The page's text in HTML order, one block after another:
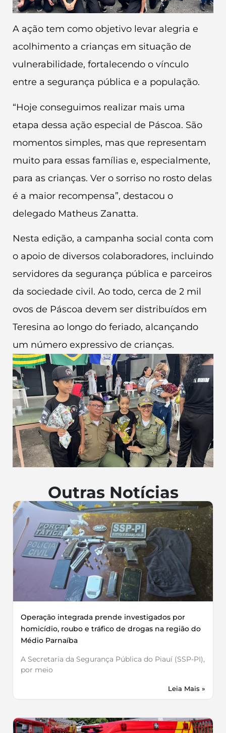
A ação tem como objetivo levar alegria e
acolhimento a crianças em situação de
vulnerabilidade, fortalecendo o vínculo
entre a segurança pública e a população.
“Hoje conseguimos realizar mais uma
etapa dessa ação especial de Páscoa. São
momentos simples, mas que representam
muito para essas famílias e, especialmente,
para as crianças. Ver o sorriso no rosto delas
é a maior recompensa”, destacou o
delegado Matheus Zanatta.
Nesta edição, a campanha social conta com
o apoio de diversos colaboradores, incluindo
servidores da segurança pública e parceiros
da sociedade civil. Ao todo, cerca de 2 mil
ovos de Páscoa devem ser distribuídos em
Teresina ao longo do feriado, alcançando
um número expressivo de crianças.
Outras Notícias
Operação integrada prende investigados por
homicídio, roubo e tráfico de drogas na região do
Médio Parnaíba
A Secretaria da Segurança Pública do Piauí (SSP-PI),
por meio
Leia Mais »